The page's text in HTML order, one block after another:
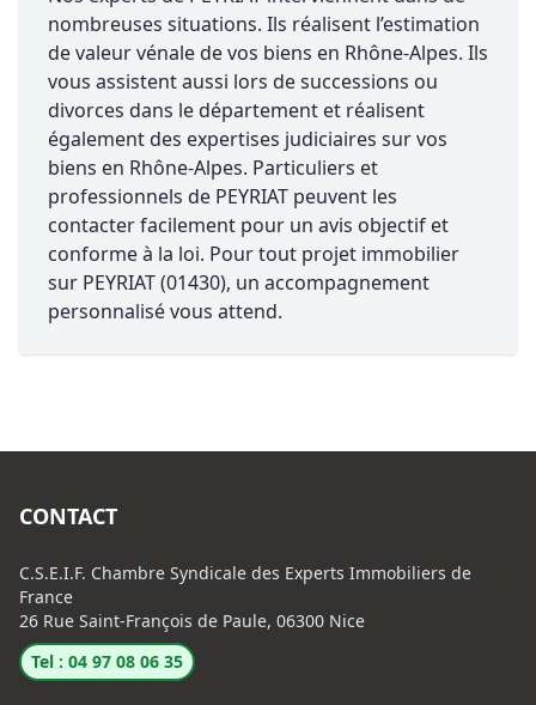
nombreuses situations. Ils réalisent l’estimation
de valeur vénale de vos biens en Rhône-Alpes. Ils
vous assistent aussi lors de successions ou
divorces dans le département et réalisent
également des expertises judiciaires sur vos
biens en Rhône-Alpes. Particuliers et
professionnels de PEYRIAT peuvent les
contacter facilement pour un avis objectif et
conforme à la loi. Pour tout projet immobilier
sur PEYRIAT (01430), un accompagnement
personnalisé vous attend.
CONTACT
C.S.E.I.F. Chambre Syndicale des Experts Immobiliers de
France
26 Rue Saint-François de Paule, 06300 Nice
Tel : 04 97 08 06 35